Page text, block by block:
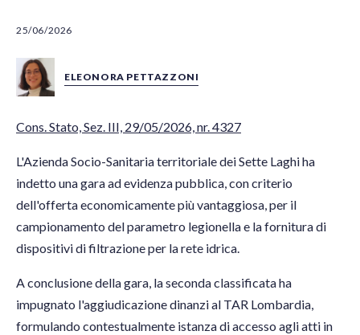
25/06/2026
ELEONORA PETTAZZONI
Cons. Stato, Sez. III, 29/05/2026, nr. 4327
L'Azienda Socio-Sanitaria territoriale dei Sette Laghi ha
indetto una gara ad evidenza pubblica, con criterio
dell'offerta economicamente più vantaggiosa, per il
campionamento del parametro legionella e la fornitura di
dispositivi di filtrazione per la rete idrica.
A conclusione della gara, la seconda classificata ha
impugnato l'aggiudicazione dinanzi al TAR Lombardia,
formulando contestualmente istanza di accesso agli atti in